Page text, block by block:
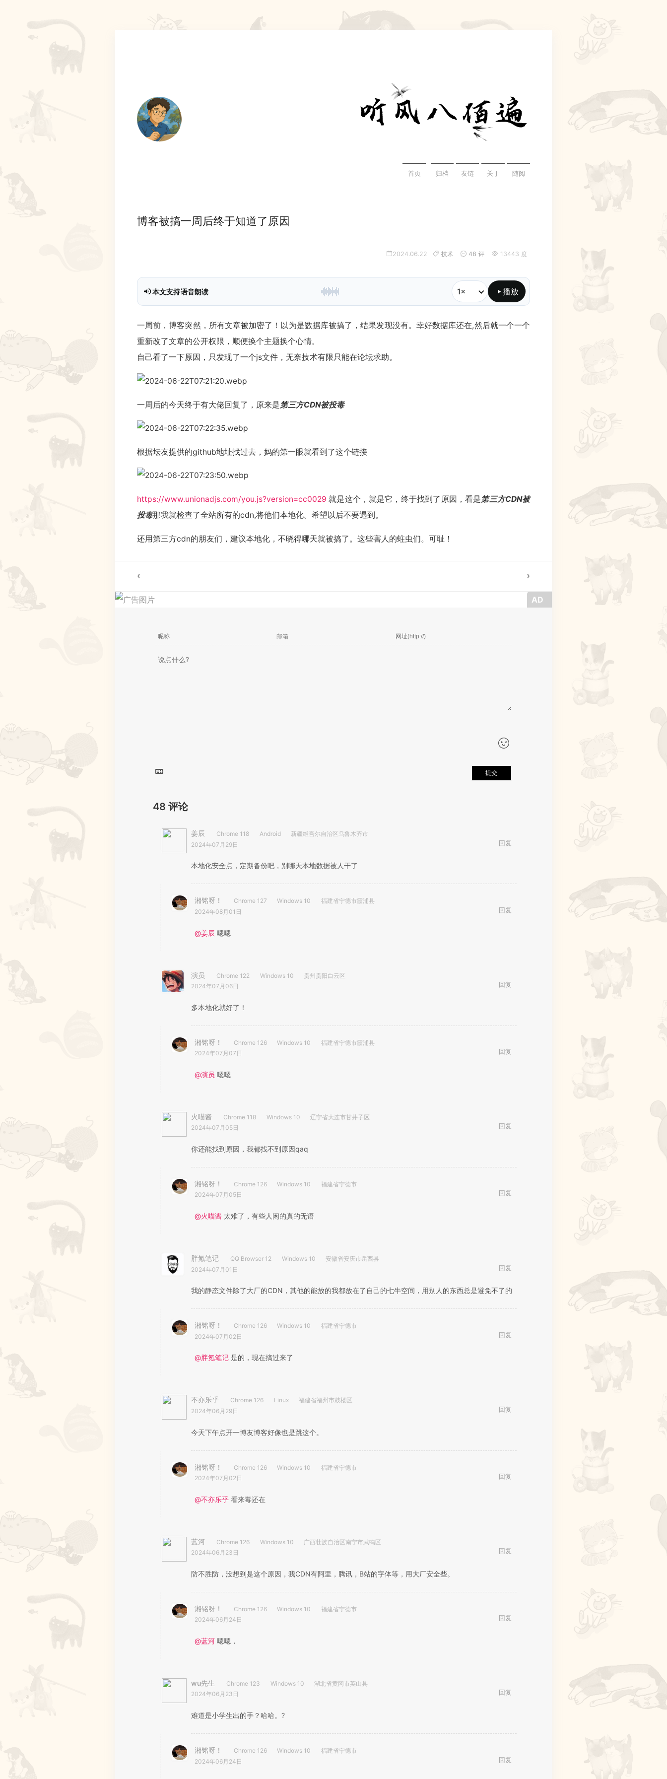
首页 归档 友链 关于 随阅
博客被搞一周后终于知道了原因
2024.06.22 技术 48 评 13443 度
本文支持语音朗读 播放
一周前，博客突然，所有文章被加密了！以为是数据库被搞了，结果发现没有。幸好数据库还在,然后就一个一个
重新改了文章的公开权限，顺便换个主题换个心情。
自己看了一下原因，只发现了一个js文件，无奈技术有限只能在论坛求助。
一周后的今天终于有大佬回复了，原来是第三方CDN被投毒
根据坛友提供的github地址找过去，妈的第一眼就看到了这个链接
https://www.unionadjs.com/you.js?version=cc0029 就是这个，就是它，终于找到了原因，看是第三方CDN被
投毒那我就检查了全站所有的cdn,将他们本地化。希望以后不要遇到。
还用第三方cdn的朋友们，建议本地化，不晓得哪天就被搞了。这些害人的蛀虫们。可耻！
AD
提交
48 评论
姜辰 Chrome 118 Android
新疆维吾尔自治区乌鲁木齐市
2024年07月29日
回复
本地化安全点，定期备份吧，别哪天本地数据被人干了
湘铭呀！ Chrome 127 Windows 10
福建省宁德市霞浦县
2024年08月01日
回复
@姜辰 嗯嗯
演员 Chrome 122 Windows 10
贵州贵阳白云区
2024年07月06日
回复
多本地化就好了！
湘铭呀！ Chrome 126 Windows 10
福建省宁德市霞浦县
2024年07月07日
回复
@演员 嗯嗯
火喵酱 Chrome 118 Windows 10
辽宁省大连市甘井子区
2024年07月05日
回复
你还能找到原因，我都找不到原因qaq
湘铭呀！ Chrome 126 Windows 10
福建省宁德市
2024年07月05日
回复
@火喵酱太难了，有些人闲的真的无语
胖氪笔记 QQ Browser 12 Windows 10
安徽省安庆市岳西县
2024年07月01日
回复
我的静态文件除了大厂的CDN，其他的能放的我都放在了自己的七牛空间，用别人的东西总是避免不了的
湘铭呀！ Chrome 126 Windows 10
福建省宁德市
2024年07月02日
回复
@胖氪笔记是的，现在搞过来了
不亦乐乎 Chrome 126 Linux
福建省福州市鼓楼区
2024年06月29日
回复
今天下午点开一博友博客好像也是跳这个。
湘铭呀！ Chrome 126 Windows 10
福建省宁德市
2024年07月02日
回复
@不亦乐乎看来毒还在
蓝河 Chrome 126 Windows 10
广西壮族自治区南宁市武鸣区
2024年06月23日
回复
防不胜防，没想到是这个原因，我CDN有阿里，腾讯，B站的字体等，用大厂安全些。
湘铭呀！ Chrome 126 Windows 10
福建省宁德市
2024年06月24日
回复
@蓝河嗯嗯，
wu先生 Chrome 123 Windows 10
湖北省黄冈市英山县
2024年06月23日
回复
难道是小学生出的手？哈哈。?
湘铭呀！ Chrome 126 Windows 10
福建省宁德市
2024年06月24日
回复